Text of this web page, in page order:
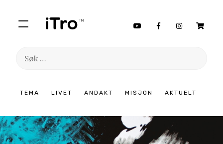
TEMA LIVET ANDAKT MISJON AKTUELT
Søk
innhold